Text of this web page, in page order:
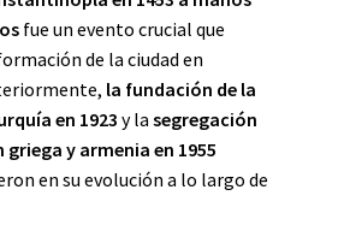
fue un evento crucial que
de la ciudad en
la fundación de la
en 1923 y la segregación
y armenia en 1955
en su evolución a lo largo de